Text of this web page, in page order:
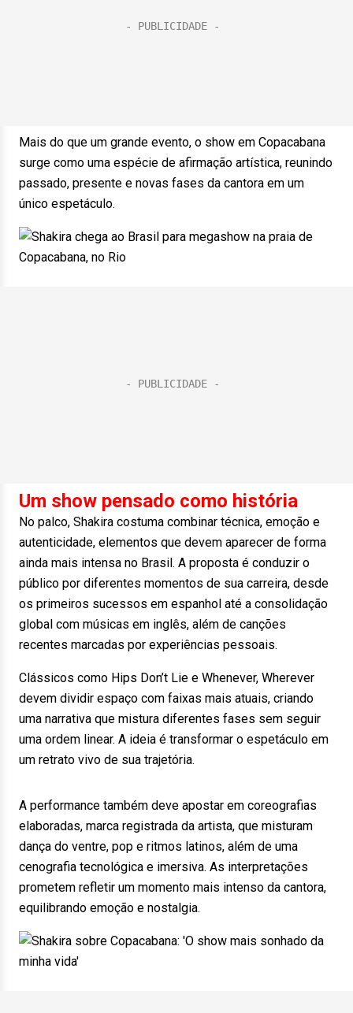
Mais do que um grande evento, o show em Copacabana
surge como uma espécie de afirmação artística, reunindo
passado, presente e novas fases da cantora em um
único espetáculo.
Um show pensado como história
No palco, Shakira costuma combinar técnica, emoção e
autenticidade, elementos que devem aparecer de forma
ainda mais intensa no Brasil. A proposta é conduzir o
público por diferentes momentos de sua carreira, desde
os primeiros sucessos em espanhol até a consolidação
global com músicas em inglês, além de canções
recentes marcadas por experiências pessoais.
Clássicos como Hips Don’t Lie e Whenever, Wherever
devem dividir espaço com faixas mais atuais, criando
uma narrativa que mistura diferentes fases sem seguir
uma ordem linear. A ideia é transformar o espetáculo em
um retrato vivo de sua trajetória.
A performance também deve apostar em coreografias
elaboradas, marca registrada da artista, que misturam
dança do ventre, pop e ritmos latinos, além de uma
cenografia tecnológica e imersiva. As interpretações
prometem refletir um momento mais intenso da cantora,
equilibrando emoção e nostalgia.